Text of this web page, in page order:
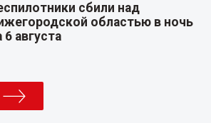
сбили над
областью в ночь
6 августа